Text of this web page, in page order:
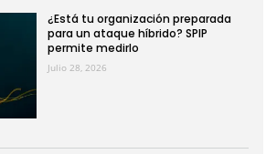
¿Está tu organización preparada
para un ataque híbrido? SPIP
permite medirlo
Julio 28, 2026